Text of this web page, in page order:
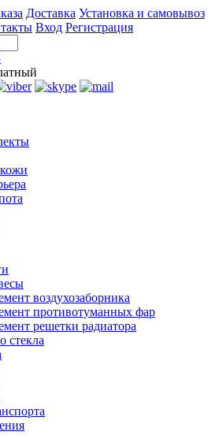
Доставка Установка и самовывоз
Вход Регистрация
воздухозаборника
противотуманных фар
решетки радиатора
стекла